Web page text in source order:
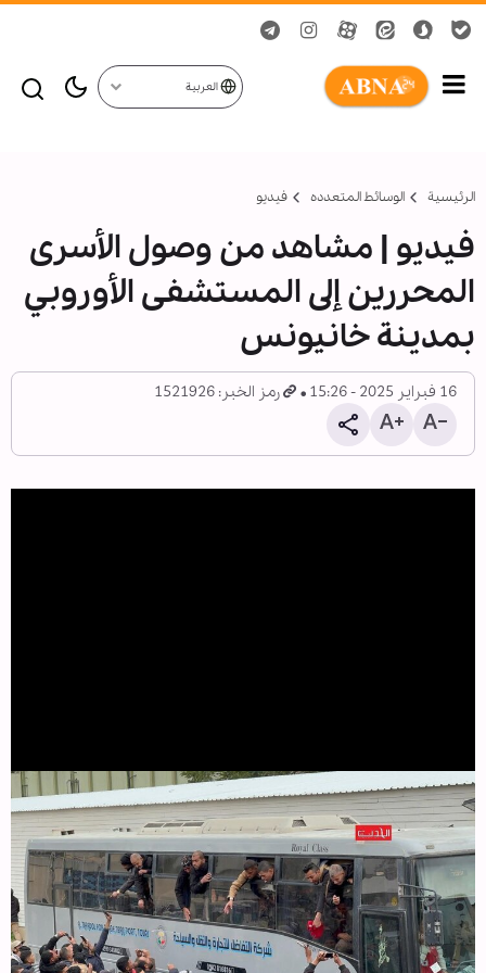
العربية
الرئيسية الوسائط المتعدده فیدیو
فيديو | مشاهد من وصول الأسرى
المحررين إلى المستشفى الأوروبي
بمدينة خانيونس
16 فبراير 2025 - 15:26 رمز الخبر: 1521926